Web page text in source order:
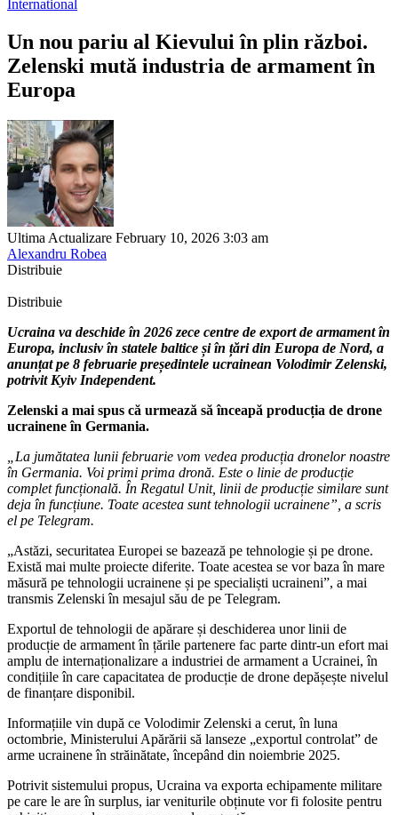
International
Un nou pariu al Kievului în plin război.
Zelenski mută industria de armament în
Europa
Ultima Actualizare February 10, 2026 3:03 am
Alexandru Robea
Distribuie
Distribuie
Ucraina va deschide în 2026 zece centre de export de armament în
Europa, inclusiv în statele baltice și în țări din Europa de Nord, a
anunțat pe 8 februarie președintele ucrainean Volodimir Zelenski,
potrivit Kyiv Independent.
Zelenski a mai spus că urmează să înceapă producția de drone
ucrainene în Germania.
„La jumătatea lunii februarie vom vedea producția dronelor noastre
în Germania. Voi primi prima dronă. Este o linie de producție
complet funcțională. În Regatul Unit, linii de producție similare sunt
deja în funcțiune. Toate acestea sunt tehnologii ucrainene”, a scris
el pe Telegram.
„Astăzi, securitatea Europei se bazează pe tehnologie și pe drone.
Există mai multe proiecte diferite. Toate acestea se vor baza în mare
măsură pe tehnologii ucrainene și pe specialiști ucraineni”, a mai
transmis Zelenski în mesajul său de pe Telegram.
Exportul de tehnologii de apărare și deschiderea unor linii de
producție de armament în țările partenere fac parte dintr-un efort mai
amplu de internaționalizare a industriei de armament a Ucrainei, în
condițiile în care capacitatea de producție de drone depășește nivelul
de finanțare disponibil.
Informațiile vin după ce Volodimir Zelenski a cerut, în luna
octombrie, Ministerului Apărării să lanseze „exportul controlat” de
arme ucrainene în străinătate, începând din noiembrie 2025.
Potrivit sistemului propus, Ucraina va exporta echipamente militare
pe care le are în surplus, iar veniturile obținute vor fi folosite pentru